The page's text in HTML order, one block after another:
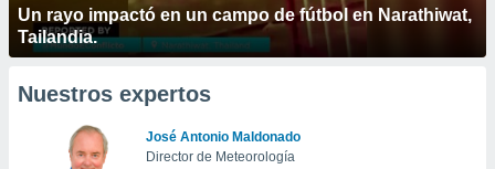
Un rayo impactó en un campo de fútbol en Narathiwat,
Tailandia.
Nuestros expertos
José Antonio Maldonado
Director de Meteorología